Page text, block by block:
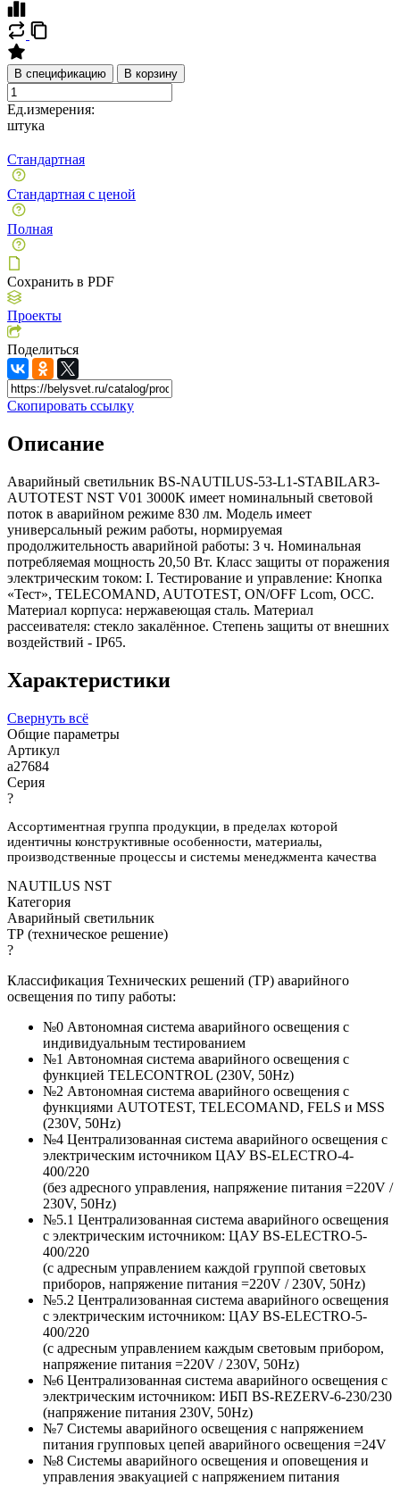
В спецификацию В корзину
Ед.измерения:
штука
Стандартная
Стандартная с ценой
Полная
Сохранить в PDF
Проекты
Поделиться
Скопировать ссылку
Описание
Аварийный светильник BS-NAUTILUS-53-L1-STABILAR3-
AUTOTEST NST V01 3000K имеет номинальный световой
поток в аварийном режиме 830 лм. Модель имеет
универсальный режим работы, нормируемая
продолжительность аварийной работы: 3 ч. Номинальная
потребляемая мощность 20,50 Вт. Класс защиты от поражения
электрическим током: I. Тестирование и управление: Кнопка
«Тест», TELECOMAND, AUTOTEST, ON/OFF Lcom, OCC.
Материал корпуса: нержавеющая сталь. Материал
рассеивателя: стекло закалённое. Степень защиты от внешних
воздействий - IP65.
Характеристики
Свернуть всё
Общие параметры
Артикул
a27684
Серия
?
Ассортиментная группа продукции, в пределах которой
идентичны конструктивные особенности, материалы,
производственные процессы и системы менеджмента качества
NAUTILUS NST
Категория
Аварийный светильник
ТР (техническое решение)
?
Классификация Технических решений (ТР) аварийного
освещения по типу работы:
№0 Автономная система аварийного освещения с
индивидуальным тестированием
№1 Автономная система аварийного освещения с
функцией TELECONTROL (230V, 50Hz)
№2 Автономная система аварийного освещения с
функциями AUTOTEST, TELECOMAND, FELS и MSS
(230V, 50Hz)
№4 Централизованная система аварийного освещения с
электрическим источником ЦАУ BS-ELECTRO-4-
400/220
(без адресного управления, напряжение питания =220V /
230V, 50Hz)
№5.1 Централизованная система аварийного освещения
с электрическим источником: ЦАУ BS-ELEСTRO-5-
400/220
(c адресным управлением каждой группой световых
приборов, напряжение питания =220V / 230V, 50Hz)
№5.2 Централизованная система аварийного освещения
с электрическим источником: ЦАУ BS-ELEСTRO-5-
400/220
(c адресным управлением каждым световым прибором,
напряжение питания =220V / 230V, 50Hz)
№6 Централизованная система аварийного освещения с
электрическим источником: ИБП BS-REZERV-6-230/230
(напряжение питания 230V, 50Hz)
№7 Системы аварийного освещения с напряжением
питания групповых цепей аварийного освещения =24V
№8 Системы аварийного освещения и оповещения и
управления эвакуацией с напряжением питания